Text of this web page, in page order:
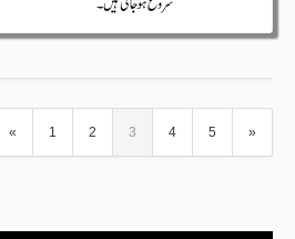
« 1 2 3 4 5 »